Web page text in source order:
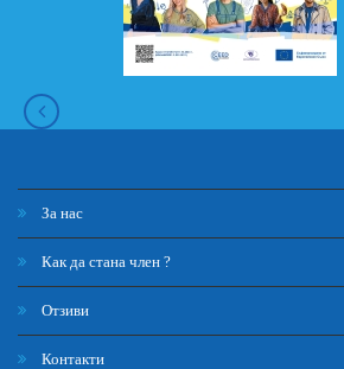
За нас
Как да стана член ?
Отзиви
Контакти